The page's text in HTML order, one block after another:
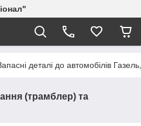
деталі до автомобілів
(трамблер) та